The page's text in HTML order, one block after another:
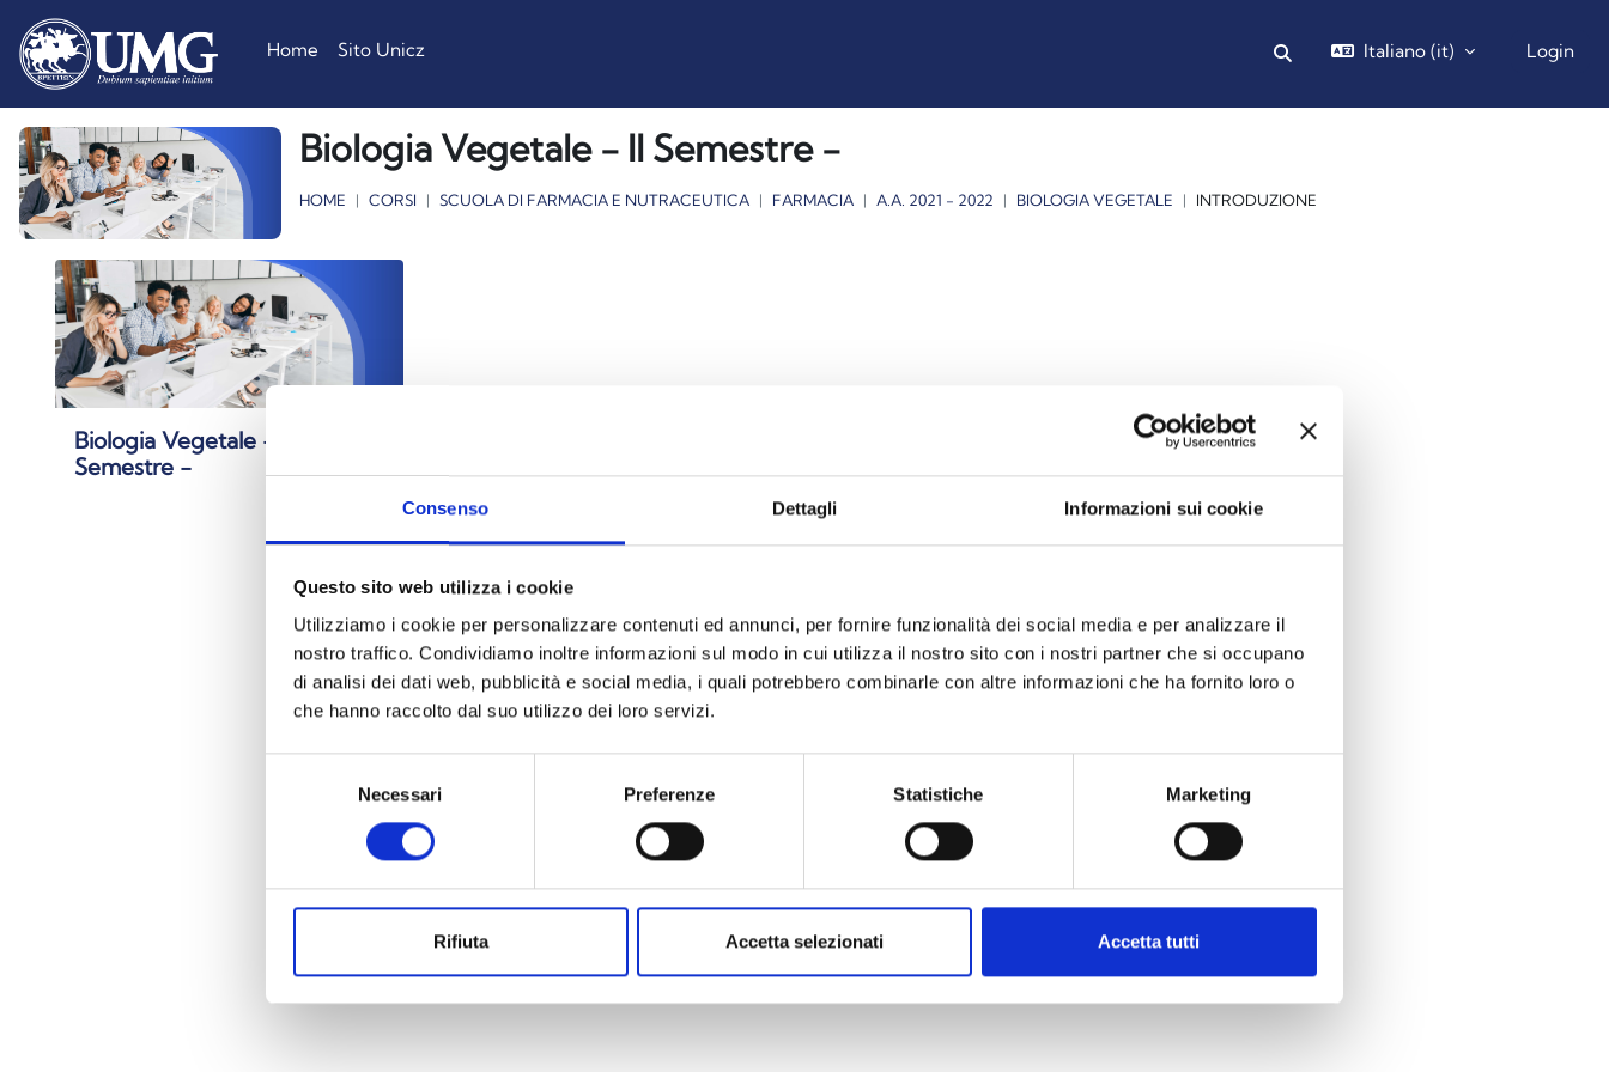
Consenso Dettagli Informazioni sui cookie
Questo sito web utilizza i cookie
Utilizziamo i cookie per personalizzare contenuti ed annunci, per fornire funzionalità dei social media e per analizzare il
nostro traffico. Condividiamo inoltre informazioni sul modo in cui utilizza il nostro sito con i nostri partner che si occupano
di analisi dei dati web, pubblicità e social media, i quali potrebbero combinarle con altre informazioni che ha fornito loro o
che hanno raccolto dal suo utilizzo dei loro servizi.
Necessari Preferenze Statistiche Marketing
Rifiuta Accetta selezionati Accetta tutti
Home
Sito Unicz Attiva/disattiva input di ricerca
Italiano ‎(it)‎ Login
Biologia Vegetale - II Semestre -
HOME CORSI SCUOLA DI FARMACIA E NUTRACEUTICA FARMACIA A.A. 2021 - 2022 BIOLOGIA VEGETALE INTRODUZIONE
Biologia Vegetale - II
Semestre -